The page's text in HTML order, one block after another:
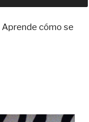
Aprende cómo se